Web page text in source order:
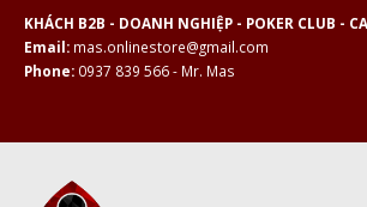
KHÁCH B2B - DOANH NGHIỆP - POKER CLUB -
Email: mas.onlinestore@gmail.com
Phone: 0937 839 566 - Mr. Mas